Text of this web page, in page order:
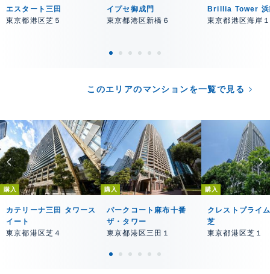
エスタート三田
東京都港区芝５
イプセ御成門
東京都港区新橋６
Brillia Tower 浜
東京都港区海岸
このエリアのマンションを一覧で見る
購入
カテリーナ三田 タワース
イート
東京都港区芝４
購入
パークコート麻布十番
ザ・タワー
東京都港区三田１
購入
クレストプライ
芝
東京都港区芝１